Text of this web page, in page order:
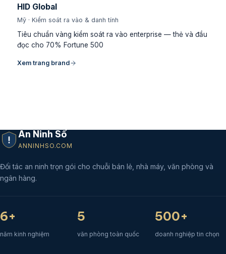
HID Global
Mỹ · Kiểm soát ra vào & danh tính
Tiêu chuẩn vàng kiểm soát ra vào enterprise — thẻ và đầu
đọc cho 70% Fortune 500
Xem trang brand
An Ninh Số
ANNINHSO.COM
Đối tác an ninh trọn gói cho chuỗi bán lẻ, nhà máy, văn phòng và
ngân hàng.
6+
năm kinh nghiệm
5
văn phòng toàn quốc
500+
doanh nghiệp tin chọn